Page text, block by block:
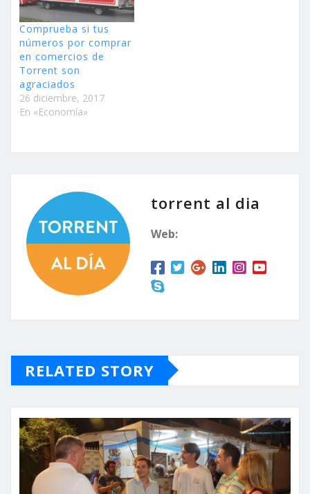
Comprueba si tus
números por comprar
en comercios de
Torrent son
agraciados
26 diciembre, 2017
En «Economía»
torrent al dia
Web:
RELATED STORY